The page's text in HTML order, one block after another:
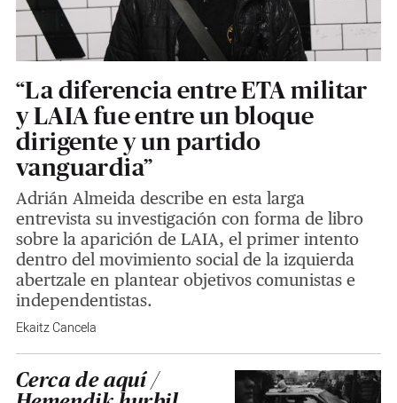
“La diferencia entre ETA militar
y LAIA fue entre un bloque
dirigente y un partido
vanguardia”
Adrián Almeida describe en esta larga
entrevista su investigación con forma de libro
sobre la aparición de LAIA, el primer intento
dentro del movimiento social de la izquierda
abertzale en plantear objetivos comunistas e
independentistas.
Ekaitz Cancela
Cerca de aquí /